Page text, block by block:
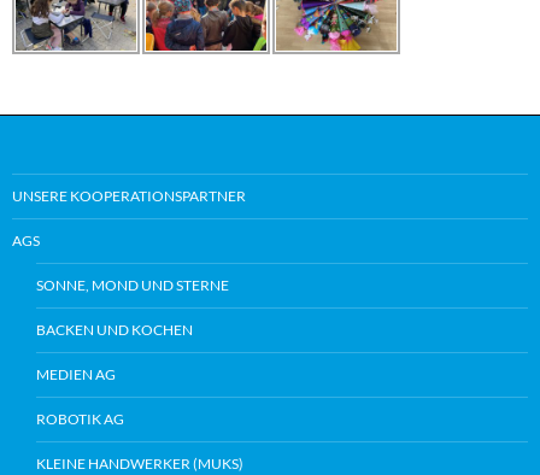
UNSERE KOOPERATIONSPARTNER
AGS
SONNE, MOND UND STERNE
BACKEN UND KOCHEN
MEDIEN AG
ROBOTIK AG
KLEINE HANDWERKER (MUKS)